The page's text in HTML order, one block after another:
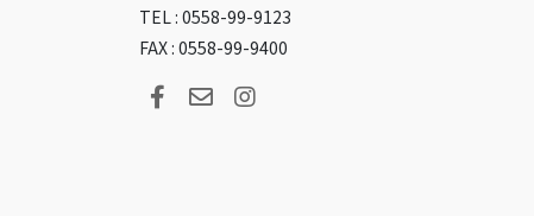
TEL : 0558-99-9123
FAX : 0558-99-9400